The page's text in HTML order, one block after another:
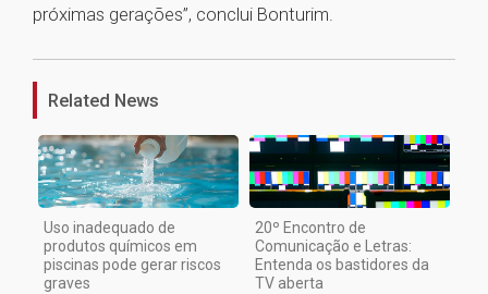
próximas gerações”, conclui Bonturim.
1
Related News
Uso inadequado de
produtos químicos em
piscinas pode gerar riscos
graves
20º Encontro de
Comunicação e Letras:
Entenda os bastidores da
TV aberta